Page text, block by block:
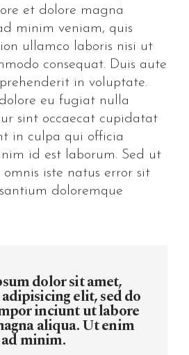
et dolore magna
minim veniam, quis
ullamco laboris nisi ut
consequat. Duis aute
in voluptate.
eu fugiat nulla
sint occaecat cupidatat
in culpa qui officia
id est laborum. Sed ut
iste natus error sit
doloremque
dolor sit amet,
elit, sed do
inciunt ut labore
aliqua. Ut enim
ad minim.